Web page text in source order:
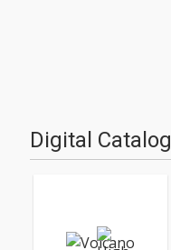
Digital Catalog